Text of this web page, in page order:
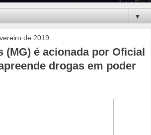
▼
de 2019
(MG) é acionada por Oficial
drogas em poder